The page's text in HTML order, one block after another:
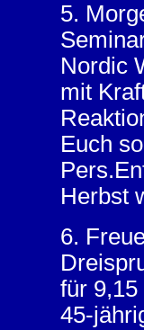
5.
Nordic
mit
Euch
Herbst
6.
für 9,15
45-